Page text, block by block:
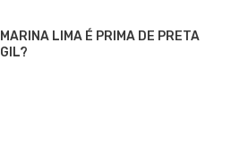
MARINA LIMA É PRIMA DE PRETA
GIL?